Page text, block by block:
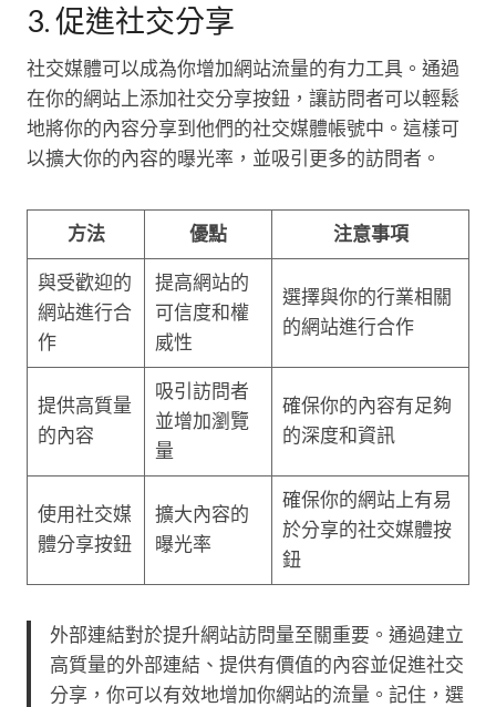
3. 促進社交分享
社交媒體可以成為你增加網站流量的有力工具。通過
在你的網站上添加社交分享按鈕，讓訪問者可以輕鬆
地將你的內容分享到他們的社交媒體帳號中。這樣可
以擴大你的內容的曝光率，並吸引更多的訪問者。
方法 優點 注意事項
與受歡迎的
網站進行合
作
提高網站的
可信度和權
威性
選擇與你的行業相關
的網站進行合作
提供高質量
的內容
吸引訪問者
並增加瀏覽
量
確保你的內容有足夠
的深度和資訊
使用社交媒
體分享按鈕
擴大內容的
曝光率
確保你的網站上有易
於分享的社交媒體按
鈕
外部連結對於提升網站訪問量至關重要。通過建立
高質量的外部連結、提供有價值的內容並促進社交
分享，你可以有效地增加你網站的流量。記住，選